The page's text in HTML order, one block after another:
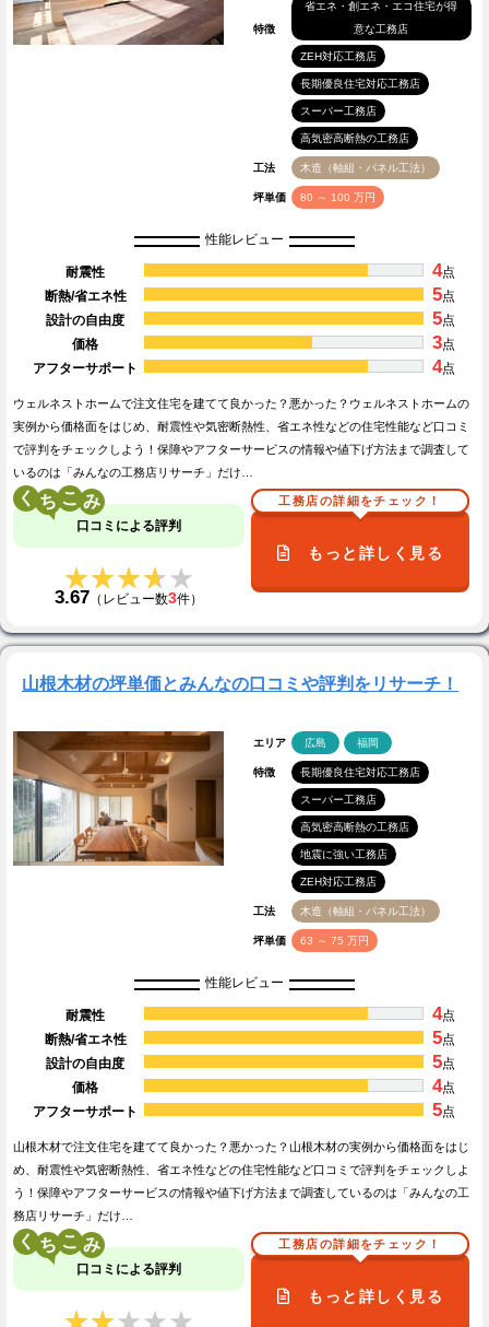
特徴
省エネ・創エネ・エコ住宅が得
意な工務店
ZEH対応工務店
長期優良住宅対応工務店
スーパー工務店
高気密高断熱の工務店
工法 木造（軸組・パネル工法）
坪単価 80 ～ 100 万円
性能レビュー
耐震性 4点
断熱/省エネ性
5点
設計の自由度
5点
価格
3点
アフターサポート
4点
ウェルネストホームで注文住宅を建てて良かった？悪かった？ウェルネストホームの
実例から価格面をはじめ、耐震性や気密断熱性、省エネ性などの住宅性能など口コミ
で評判をチェックしよう！保障やアフターサービスの情報や値下げ方法まで調査して
いるのは「みんなの工務店リサーチ」だけ…
く こ
口コミによる評判
★★★★★
★★★★★
3.67 （レビュー数3件）
工務店の詳細をチェック！
もっと詳しく見る
山根木材の坪単価とみんなの口コミや評判をリサーチ！
エリア 広島 福岡
特徴 長期優良住宅対応工務店
スーパー工務店
高気密高断熱の工務店
地震に強い工務店
ZEH対応工務店
工法 木造（軸組・パネル工法）
坪単価 63 ～ 75 万円
性能レビュー
耐震性 4点
断熱/省エネ性
5点
設計の自由度
5点
価格
4点
アフターサポート
5点
山根木材で注文住宅を建てて良かった？悪かった？山根木材の実例から価格面をはじ
め、耐震性や気密断熱性、省エネ性などの住宅性能など口コミで評判をチェックしよ
う！保障やアフターサービスの情報や値下げ方法まで調査しているのは「みんなの工
務店リサーチ」だけ…
く こ
口コミによる評判
工務店の詳細をチェック！
もっと詳しく見る